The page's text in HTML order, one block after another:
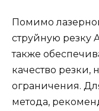
Помимо
струйную резку
также
качество резки,
ограничения.
метода,